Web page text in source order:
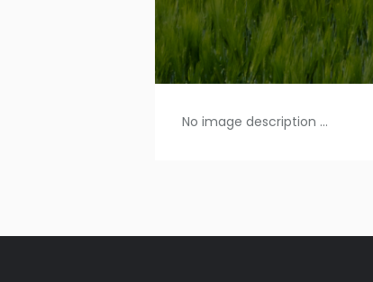
No image description ...